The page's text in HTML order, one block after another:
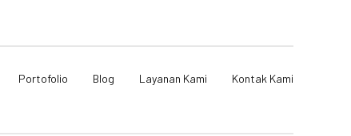
Portofolio Blog Layanan Kami Kontak Kami